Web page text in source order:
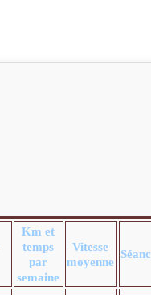
Km et
temps
par
semaine
Vitesse
moyenne